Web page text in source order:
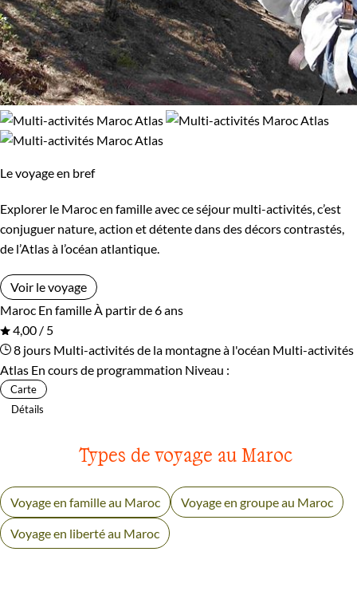
Le voyage en bref
Explorer le Maroc en famille avec ce séjour multi-activités, c’est
conjuguer nature, action et détente dans des décors contrastés,
de l’Atlas à l’océan atlantique.
Voir le voyage
Maroc En famille À partir de 6 ans
4,00 / 5
8 jours Multi-activités de la montagne à l'océan Multi-activités
Atlas En cours de programmation Niveau :
Carte
Détails
Types de voyage au Maroc
Voyage en famille au Maroc Voyage en groupe au Maroc
Voyage en liberté au Maroc